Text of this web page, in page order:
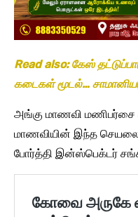
Read also: கேஸ்
கடைகள் மூடல்…
அங்கு மாணவி மணிபர்சை
மாணவியின் இந்த செயலை
போர்த்தி இன்ஸ்பெக்டர்